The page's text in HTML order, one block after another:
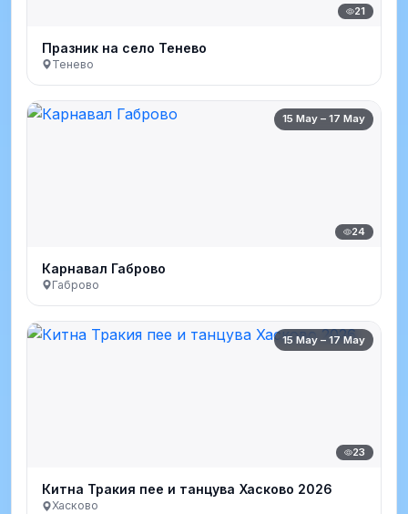
21
Празник на село Тенево
Тенево
15 May – 17 May
24
Карнавал Габрово
Габрово
15 May – 17 May
23
Китна Тракия пее и танцува Хасково 2026
Хасково